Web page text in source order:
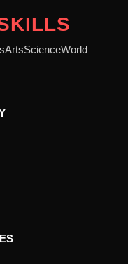
ArtsScienceWorld